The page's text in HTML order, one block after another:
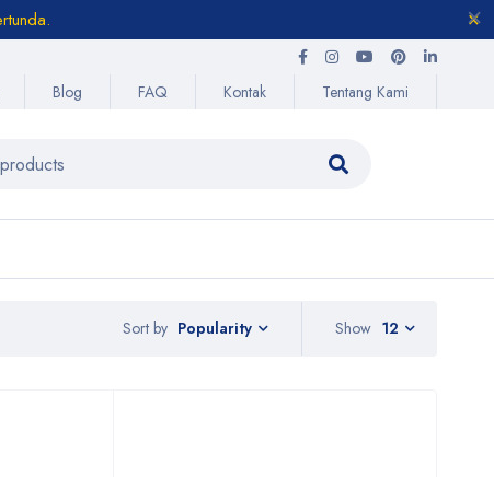
Blog FAQ Kontak Tentang Kami
Sort by Popularity Show 12